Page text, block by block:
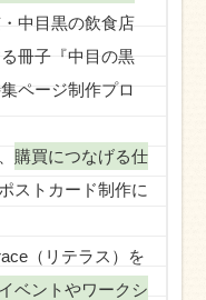
中目黒の飲食店
冊子『中目の黒
ページ制作プロ
購買につなげる仕
ストカード制作に
（リテラス）を
ベントやワークシ